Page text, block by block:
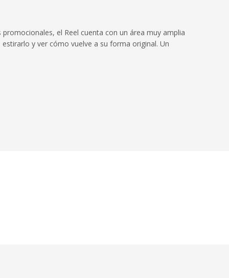
el Reel cuenta con un área muy amplia
y ver cómo vuelve a su forma original. Un